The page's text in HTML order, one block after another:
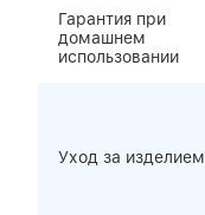
Гарантия при
домашнем
использовании
Уход за изделием